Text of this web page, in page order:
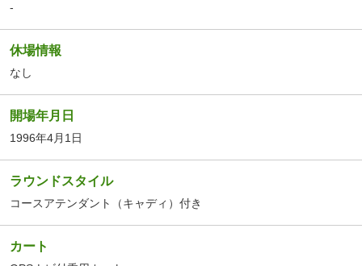
-
休場情報
なし
開場年月日
1996年4月1日
ラウンドスタイル
コースアテンダント（キャディ）付き
カート